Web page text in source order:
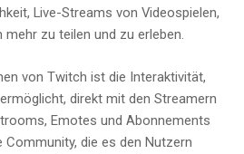
Live-Streams von Videospielen,
mehr zu teilen und zu erleben.
von Twitch ist die Interaktivität,
direkt mit den Streamern
Emotes und Abonnements
die es den Nutzern